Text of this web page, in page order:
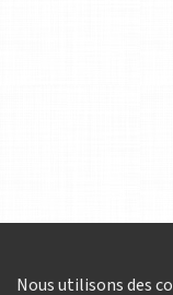
Nous utilisons des